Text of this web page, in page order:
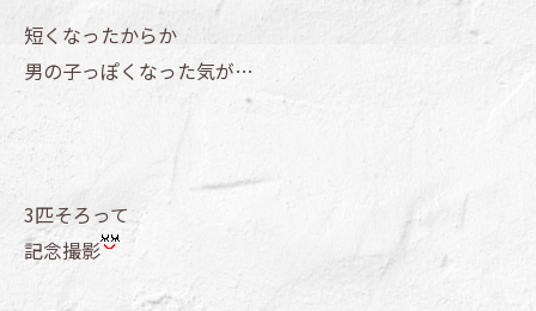
短くなったからか
男の子っぽくなった気が…
3匹そろって
記念撮影